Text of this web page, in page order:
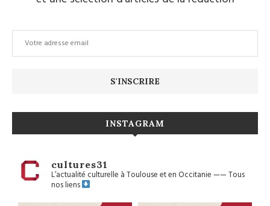
INSTAGRAM
cultures31
L’actualité culturelle à Toulouse et en Occitanie——Tous
nos liens